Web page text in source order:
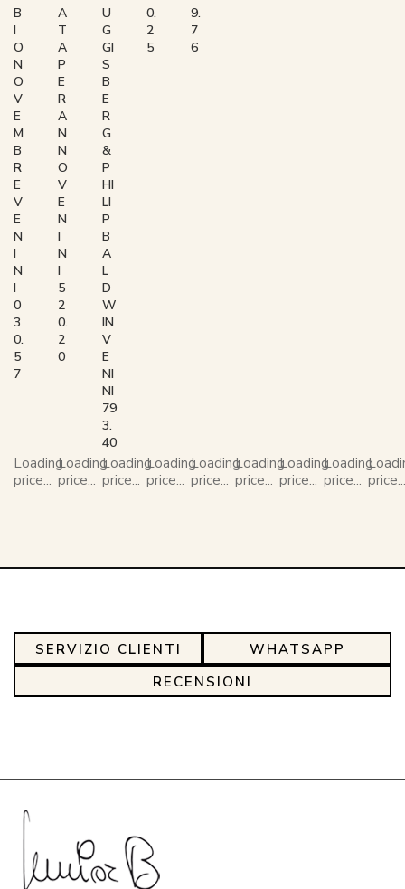
B
I
O
N
O
V
E
M
B
R
E
V
E
N
I
N
I
0
3
0.
5
7
Loading
price...
A
T
A
P
E
R
A
N
N
O
V
E
N
I
N
I
5
2
0.
2
0
Loading
price...
U
G
GI
S
B
E
R
G
&
P
HI
LI
P
B
A
L
D
W
IN
V
E
NI
NI
79
3.
40
Loading
price...
0.
2
5
Loading
price...
9.
7
6
Loading
price...
Loading
price...
Loading
price...
Loading
price... price...
SERVIZIO CLIENTI
WHATSAPP
RECENSIONI